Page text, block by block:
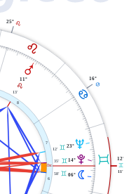
C
D
E
6
7
i
8
C
12°
11'
D
16°
E
25°
N
06°
C
58'
V
14°
C
35'
U
23°
C
12'
Q
11°
E
13'